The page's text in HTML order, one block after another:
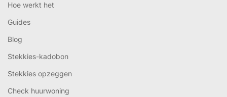
Hoe werkt het
Guides
Blog
Stekkies-kadobon
Stekkies opzeggen
Check huurwoning